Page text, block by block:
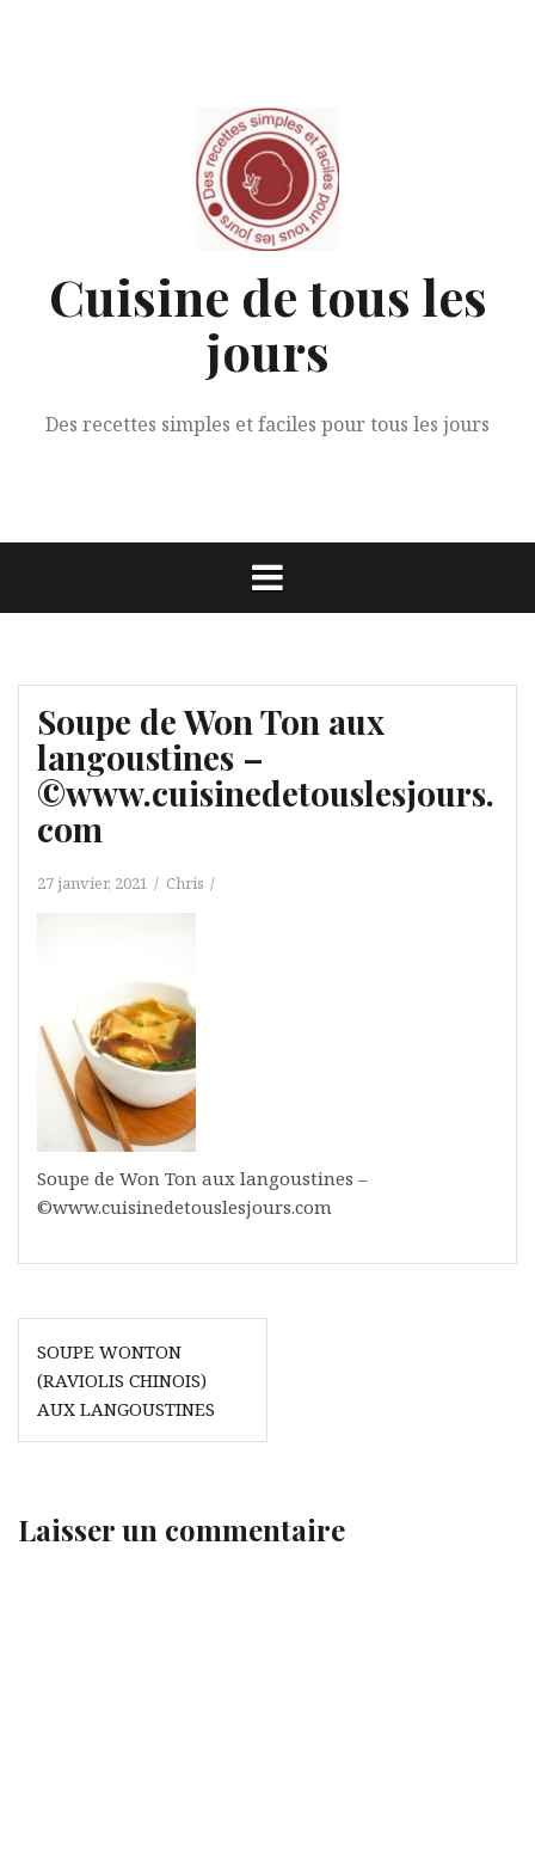
Cuisine de tous les
jours
Des recettes simples et faciles pour tous les jours
Soupe de Won Ton aux
langoustines –
©www.cuisinedetouslesjours.
com
27 janvier, 2021 Chris
Soupe de Won Ton aux langoustines –
©www.cuisinedetouslesjours.com
Navigation
de
l’article
SOUPE WONTON
(RAVIOLIS CHINOIS)
AUX LANGOUSTINES
Laisser un commentaire